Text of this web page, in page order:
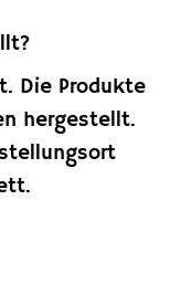
Die Produkte
hergestellt.